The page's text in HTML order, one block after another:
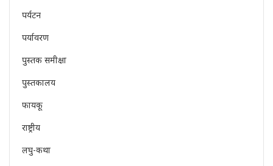
पर्यटन
पर्यावरण
पुस्तक समीक्षा
पुस्तकालय
फायकू
राष्ट्रीय
लघु-कथा